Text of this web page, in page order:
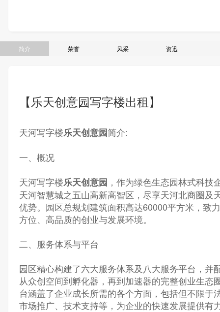
简介 荣誉 风采 资迅
【乐天创意园写字楼出租】
天河写字楼乐天创意园简介:
一、概况
天河写字楼乐天创意园 ，作为绿色生态园林式科技
天河智慧城之五山高新高智区，尽享天河北商圈及
优势。园区总规划建筑面积高达60000平方米，致
方位、高品质的创业与发展环境。
二、服务体系与平台
园区精心构建了六大服务体系及八大服务平台，并
从众创空间到孵化器，再到加速器的完整创业生态
台涵盖了企业成长所需的各个方面，包括但不限于
市场推广、技术支持等，为企业的快速发展提供有